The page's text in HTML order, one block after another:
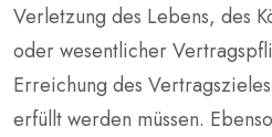
Verletzung des Lebens, des
oder wesentlicher
Erreichung des
erfüllt werden müssen.